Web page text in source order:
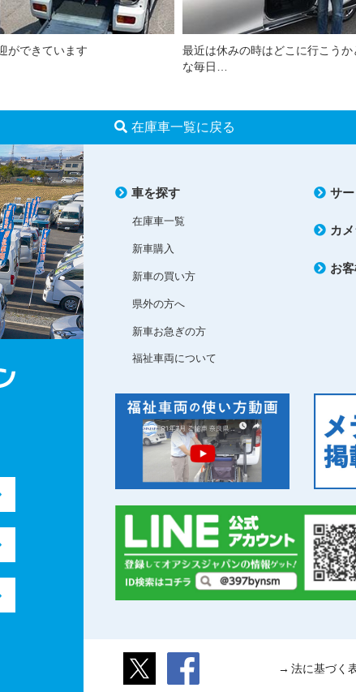
ができています
最近は休みの時はどこに行こうか
な毎日…
在庫車一覧に戻る
車を探す
在庫車一覧
新車購入
新車の買い方
県外の方へ
新車お急ぎの方
福祉車両について
サ
カ
お
法に基づく